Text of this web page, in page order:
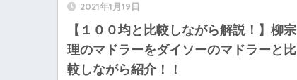
2021年1月19日
【１００均と比較しながら解説！】柳宗
理のマドラーをダイソーのマドラーと比
較しながら紹介！！